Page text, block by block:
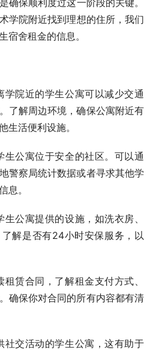
学院附近找到理想的住所，我们
宿舍租金的信息。
学院近的学生公寓可以减少交通
了解周边环境，确保公寓附近有
生活便利设施。
生公寓位于安全的社区。可以通
警察局统计数据或者寻求其他学
息。
生公寓提供的设施，如洗衣房、
解是否有24小时安保服务，以
租赁合同，了解租金支付方式、
确保你对合同的所有内容都有清
社交活动的学生公寓，这有助于